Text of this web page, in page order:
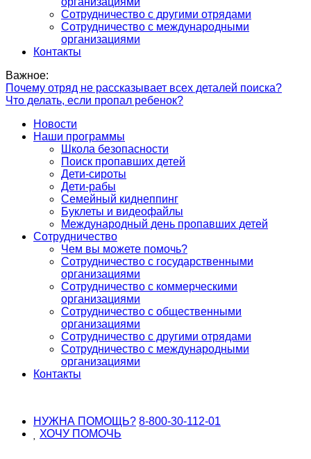
Сотрудничество с другими отрядами
Сотрудничество с международными
организациями
Контакты
Важное:
Почему отряд не рассказывает всех деталей поиска?
Что делать, если пропал ребенок?
Новости
Наши программы
Школа безопасности
Поиск пропавших детей
Дети-сироты
Дети-рабы
Семейный киднеппинг
Буклеты и видеофайлы
Международный день пропавших детей
Сотрудничество
Чем вы можете помочь?
Сотрудничество с государственными
организациями
Сотрудничество с коммерческими
организациями
Сотрудничество с общественными
организациями
Сотрудничество с другими отрядами
Сотрудничество с международными
организациями
Контакты
НУЖНА ПОМОЩЬ? 8-800-30-112-01
ХОЧУ ПОМОЧЬ